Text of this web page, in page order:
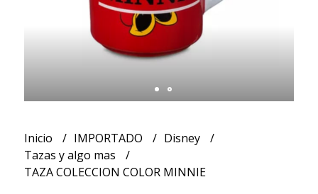
Inicio IMPORTADO
Disney
Tazas y algo mas
TAZA COLECCION COLOR MINNIE